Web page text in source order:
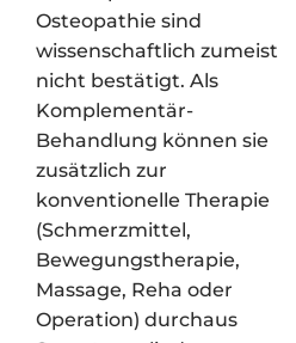
Osteopathie sind
wissenschaftlich zumeist
nicht bestätigt. Als
Komplementär-
Behandlung können sie
zusätzlich zur
konventionelle Therapie
(Schmerzmittel,
Bewegungstherapie,
Massage, Reha oder
Operation) durchaus